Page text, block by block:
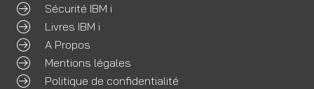
Sécurité IBM i
Livres IBM i
A Propos
Mentions légales
Politique de confidentialité